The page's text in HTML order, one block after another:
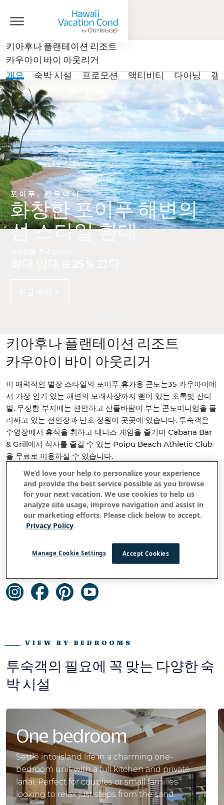
키아후나 플랜테이션 리조트
카우아이 바이 아웃리거
개요
숙박 시설 프로모션 액티비티 다이닝 갤
포이푸, 카우아이
화창한 포이푸 해변의
섬 스타일 환대
키아후나 플랜테이션 리조트
카우아이 바이 아웃리거
이 매력적인 별장 스타일의 포이푸 휴가용 콘도는35 카우아이에
서 가장 인기 있는 해변의 모래사장까지 뻗어 있는 초록빛 잔디
밭. 무성한 부지에는 편안하고 산들바람이 부는 콘도미니엄을 둘
러싸고 있는 선인장과 난초 정원이 곳곳에 있습니다. 투숙객은
수영장에서 휴식을 취하고 테니스 게임을 즐기며 Cabana Bar
& Grill에서 식사를 즐길 수 있는 Poipu Beach Athletic Club
을 무료로 이용하실 수 있습니다.
2253 Poipu Road, Koloa, Hawaii 96756
한국내: 02-733-9038, 한국외 거주시: 국가코드-82-2-
733-9038
한국내: 02-733-9038, 한국외 거주시: 국가코드-82-2-
VIEW BY BEDROOMS
투숙객의 필요에 꼭 맞는 다양한 숙
박 시설
One bedroom
Settle into island life in a charming one-
bedroom unit with a full kitchen and private
lanai. Perfect for couples or small families
looking to relax just steps from the sand.
We’d love your help to personalize your experience
and provide the best service possible as you browse
for your next vacation. We use cookies to help us
analyze site usage, improve navigation and assist in
our marketing efforts. Please click below to accept.
Privacy Policy
Accept Cookies
Manage Cookie Settings